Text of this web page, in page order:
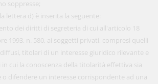
soppresse;
lettera d) è inserita la seguente:
dei diritti di segreteria di cui all'articolo 18
1993, n. 580, ai soggetti privati, compresi quelli
titolari di un interesse giuridico rilevante e
cui la conoscenza della titolarità effettiva sia
o difendere un interesse corrispondente ad una